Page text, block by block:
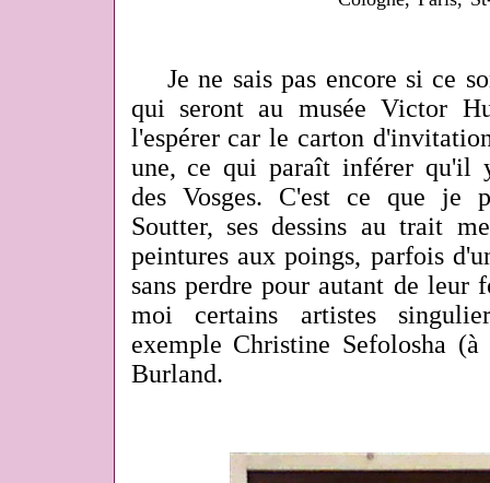
Je ne sais pas encore si ce
qui seront au musée Victor
l'espérer car le carton
une, ce qui paraît inférer qu'il
des Vosges. C'est ce que je
Soutter, ses dessins au trait
peintures aux poings, parfois
sans perdre pour autant de leur
moi certains artistes
exemple Christine Sefolosha
Burland.